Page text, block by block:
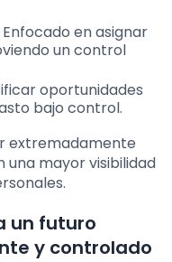
Enfocado en asignar
un control
oportunidades
bajo control.
extremadamente
una mayor visibilidad
un futuro
y controlado